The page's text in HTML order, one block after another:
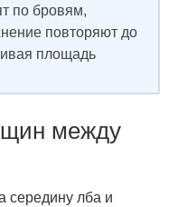
по бровям,
повторяют до
площадь
между
середину лба и